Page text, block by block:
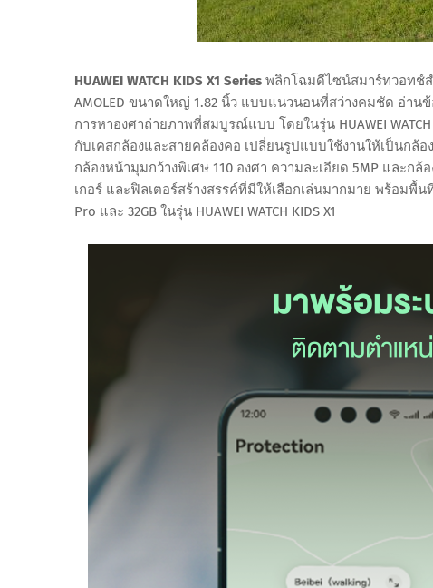
HUAWEI WATCH KIDS X1 Series พลิกโฉมดีไซน์สมาร์ทวอทช์
AMOLED ขนาดใหญ่ 1.82 นิ้ว แบบแนวนอนที่สว่างคมชัด อ่า
การหาองศาถ่ายภาพที่สมบูรณ์แบบ โดยในรุ่น HUAWEI
กับเคสกล้องและสายคล้องคอ เปลี่ยนรูปแบบใช้งานให้เป็นก
กล้องหน้ามุมกว้างพิเศษ 110 องศา ความละเอียด 5MP และก
เกอร์ และฟิลเตอร์สร้างสรรค์ที่มีให้เลือกเล่นมากมาย พร้อมพื้นที่
Pro และ 32GB ในรุ่น HUAWEI WATCH KIDS X1